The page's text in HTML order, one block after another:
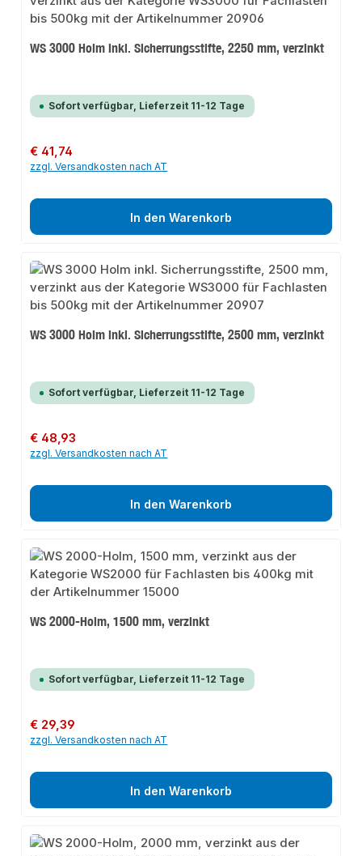
WS 3000 Holm inkl. Sicherrungsstifte, 2250 mm, verzinkt
Sofort verfügbar, Lieferzeit 11-12 Tage
Regulärer Preis:
€ 41,74
zzgl. Versandkosten nach AT
In den Warenkorb
WS 3000 Holm inkl. Sicherrungsstifte, 2500 mm, verzinkt
Sofort verfügbar, Lieferzeit 11-12 Tage
Regulärer Preis:
€ 48,93
zzgl. Versandkosten nach AT
In den Warenkorb
WS 2000-Holm, 1500 mm, verzinkt
Sofort verfügbar, Lieferzeit 11-12 Tage
Regulärer Preis:
€ 29,39
zzgl. Versandkosten nach AT
In den Warenkorb